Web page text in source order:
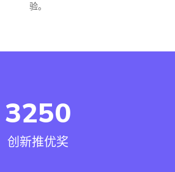
验。
3250
创新推优奖